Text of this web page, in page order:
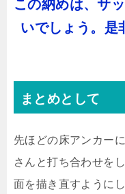
この納めは、サ
いでしょう。是
まとめとして
先ほどの床アンカー
さんと打ち合わせを
面を描き直すように